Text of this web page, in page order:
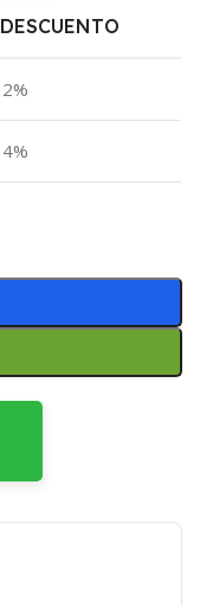
DESCUENTO
2%
4%